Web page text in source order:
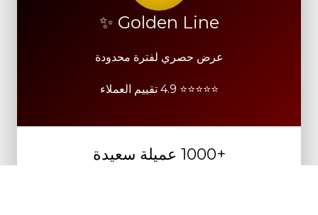
Golden Line ✨
عرض حصري لفترة محدودة
⭐⭐⭐⭐⭐ 4.9 تقييم العملاء
+1000 عميلة سعيدة